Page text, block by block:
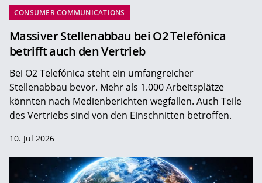
CONSUMER COMMUNICATIONS
Massiver Stellenabbau bei O2 Telefónica
betrifft auch den Vertrieb
Bei O2 Telefónica steht ein umfangreicher
Stellenabbau bevor. Mehr als 1.000 Arbeitsplätze
könnten nach Medienberichten wegfallen. Auch Teile
des Vertriebs sind von den Einschnitten betroffen.
10. Jul 2026